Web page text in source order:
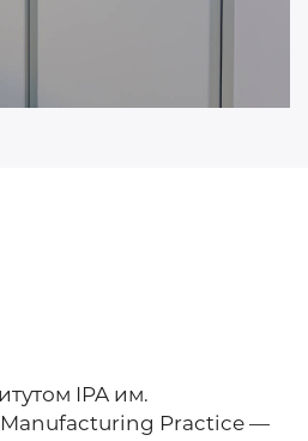
IPA им.
Manufacturing Practice —